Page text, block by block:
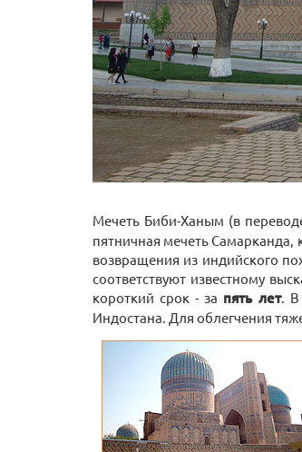
Мечеть Биби-Ханым (в
пятничная мечеть Самарканда,
возвращения из индийского
соответствуют известному
короткий срок - за пять лет. В
Индостана. Для облегчения